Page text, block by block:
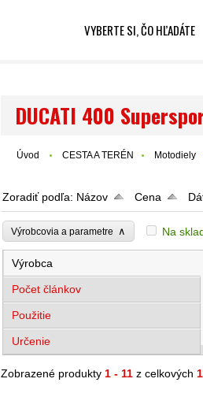
VYBERTE SI, ČO HĽADÁTE
DUCATI 400
Úvod CESTA A TERÉN Motodiely
Zoradiť podľa: Názov Cena
Výrobcovia a parametre ∧ Na
Výrobca
Počet článkov
Použitie
Určenie
Zobrazené produkty 1 - 11 z celkových